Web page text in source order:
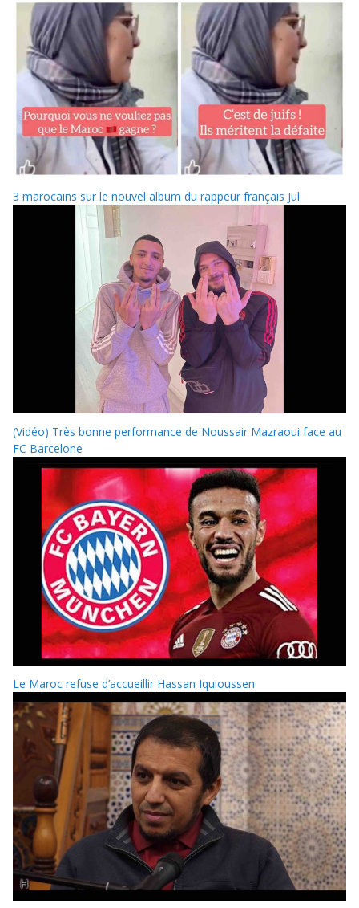
3 marocains sur le nouvel album du rappeur français Jul
(Vidéo) Très bonne performance de Noussair Mazraoui face au
FC Barcelone
Le Maroc refuse d’accueillir Hassan Iquioussen